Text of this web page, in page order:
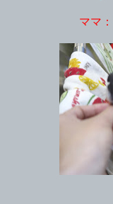
ママ